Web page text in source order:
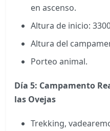
en ascenso.
Altura de inicio:
Altura del
Porteo animal.
Día 5: Campamento
las Ovejas
Trekking,